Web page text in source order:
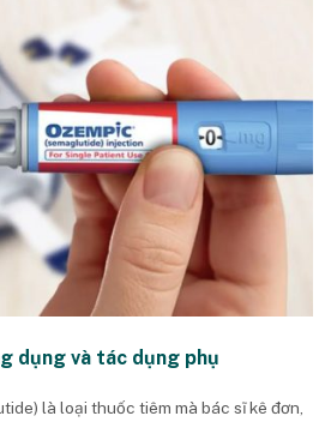
dụng và tác dụng phụ
là loại thuốc tiêm mà bác sĩ kê đơn,